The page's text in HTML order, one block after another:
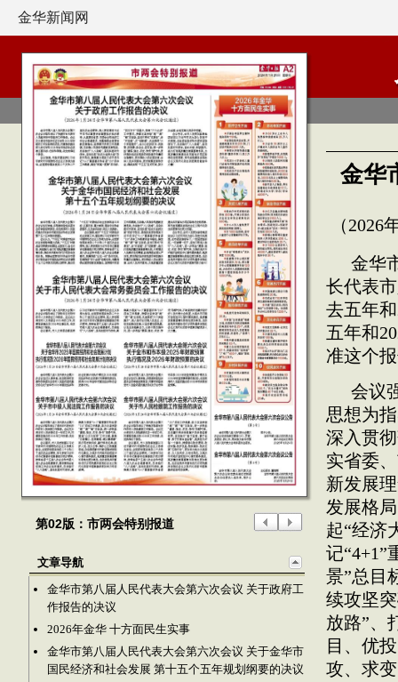
金华新闻网
第02版：市两会特别报道
文章导航
金华市第八届人民代表大会第六次会议 关于政府工
作报告的决议
2026年金华 十方面民生实事
金华市第八届人民代表大会第六次会议 关于金华市
国民经济和社会发展 第十五个五年规划纲要的决议
金华
（
金华
长代表
去五年
五年和
准这个
会议
思想为
深入贯
实省委
新发展
发展格
起“经济
记“4+1”
景”总目
续攻坚
放路”、
目、优
攻、求